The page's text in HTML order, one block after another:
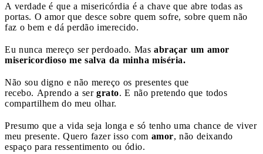
A verdade é que a misericórdia é a chave que abre todas as
portas. O amor que desce sobre quem sofre, sobre quem não
faz o bem e dá perdão imerecido.
Eu nunca mereço ser perdoado. Mas abraçar um amor
misericordioso me salva da minha miséria.
Não sou digno e não mereço os presentes que
recebo. Aprendo a ser grato. E não pretendo que todos
compartilhem do meu olhar.
Presumo que a vida seja longa e só tenho uma chance de viver
meu presente. Quero fazer isso com amor, não deixando
espaço para ressentimento ou ódio.